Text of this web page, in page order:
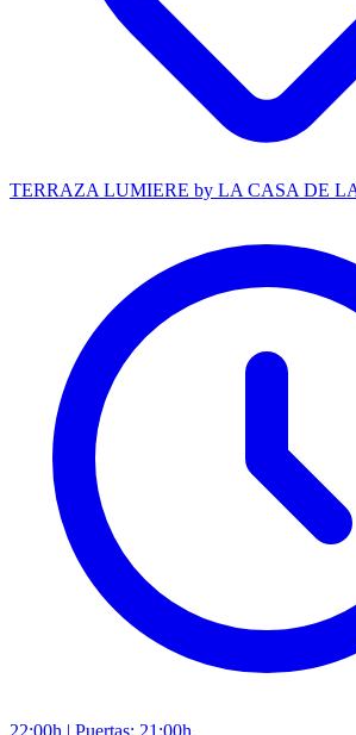
TERRAZA LUMIERE by LA CASA DE
22:00h | Puertas: 21:00h